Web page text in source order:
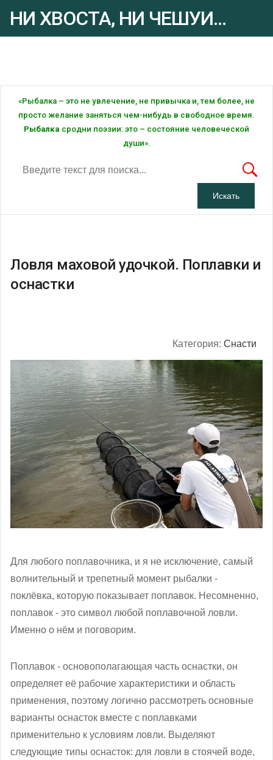
НИ ХВОСТА, НИ ЧЕШУИ...
«Рыбалка – это не увлечение, не привычка и, тем более, не
просто желание заняться чем-нибудь в свободное время.
Рыбалка сродни поэзии: это – состояние человеческой
души».
Ловля маховой удочкой. Поплавки и
оснастки
Категория: Снасти
Для любого поплавочника, и я не исключение, самый
волнительный и трепетный момент рыбалки -
поклёвка, которую показывает поплавок. Несомненно,
поплавок - это символ любой поплавочной ловли.
Именно о нём и поговорим.
Поплавок - основополагающая часть оснастки, он
определяет её рабочие характеристики и область
применения, поэтому логично рассмотреть основные
варианты оснасток вместе с поплавками
применительно к условиям ловли. Выделяют
следующие типы оснасток: для ловли в стоячей воде,